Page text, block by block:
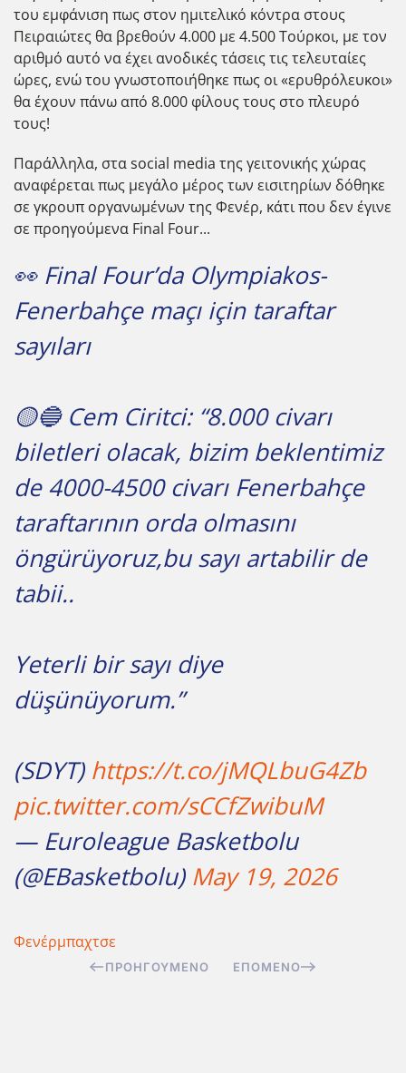
του εμφάνιση πως στον ημιτελικό κόντρα στους
Πειραιώτες θα βρεθούν 4.000 με 4.500 Τούρκοι, με τον
αριθμό αυτό να έχει ανοδικές τάσεις τις τελευταίες
ώρες, ενώ του γνωστοποιήθηκε πως οι «ερυθρόλευκοι»
θα έχουν πάνω από 8.000 φίλους τους στο πλευρό
τους!
Παράλληλα, στα social media της γειτονικής χώρας
αναφέρεται πως μεγάλο μέρος των εισιτηρίων δόθηκε
σε γκρουπ οργανωμένων της Φενέρ, κάτι που δεν έγινε
σε προηγούμενα Final Four...
👀 Final Four’da Olympiakos-
Fenerbahçe maçı için taraftar
sayıları
🟡🔵 Cem Ciritci: “8.000 civarı
biletleri olacak, bizim beklentimiz
de 4000-4500 civarı Fenerbahçe
taraftarının orda olmasını
öngürüyoruz,bu sayı artabilir de
tabii..
Yeterli bir sayı diye
düşünüyorum.”
(SDYT) https://t.co/jMQLbuG4Zb
pic.twitter.com/sCCfZwibuM
— Euroleague Basketbolu
(@EBasketbolu) May 19, 2026
Φενέρμπαχτσε
ΠΡΟΗΓΟΎΜΕΝΟ ΕΠΌΜΕΝΟ